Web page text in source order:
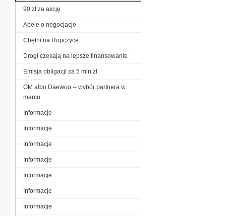
90 zł za akcję
Apele o negocjacje
Chętni na Ropczyce
Drogi czekają na lepsze finansowanie
Emisja obligacji za 5 mln zł
GM albo Daewoo -- wybór partnera w
marcu
Informacje
Informacje
Informacje
Informacje
Informacje
Informacje
Informacje